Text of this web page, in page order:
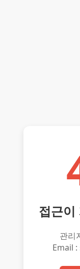
접근이
관리
Email